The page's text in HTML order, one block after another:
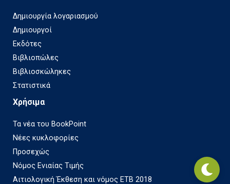
Δημιουργία λογαριασμού
Δημιουργοί
Εκδότες
Βιβλιοπώλες
Βιβλιοσκώληκες
Στατιστικά
Χρήσιμα
Τα νέα του BookPoint
Νέες κυκλοφορίες
Προσεχώς
Νόμος Ενιαίας Τιμής
Αιτιολογική Έκθεση και νόμος ΕΤΒ 2018